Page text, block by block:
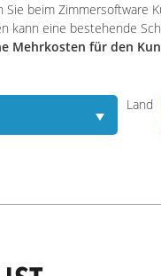
Sie beim Zimmersoftware
kann eine bestehende
Mehrkosten für den
Land